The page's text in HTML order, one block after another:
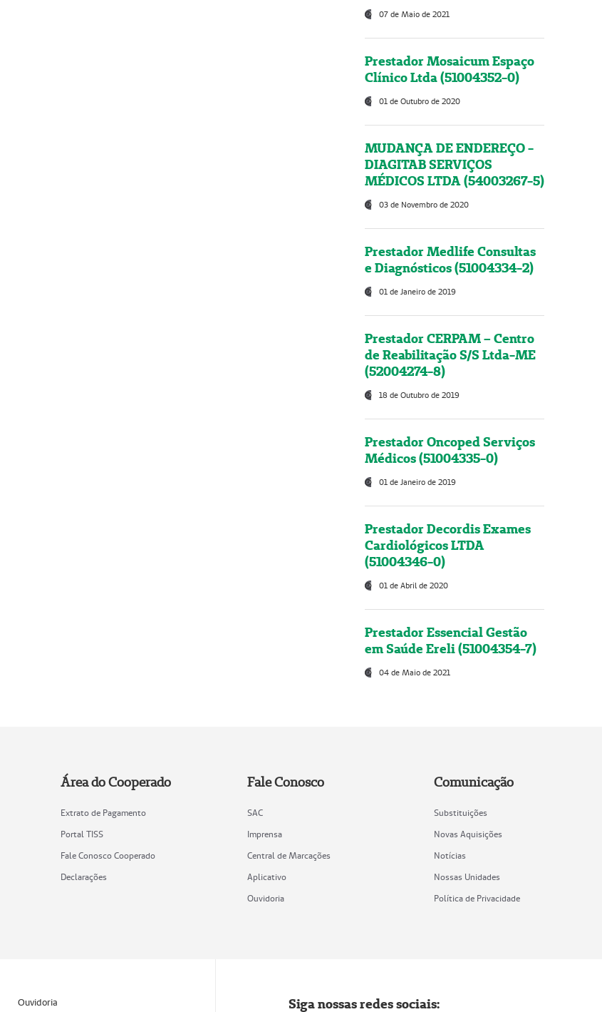
07 de Maio de 2021
Prestador Mosaicum Espaço
Clínico Ltda (51004352-0)
01 de Outubro de 2020
MUDANÇA DE ENDEREÇO -
DIAGITAB SERVIÇOS
MÉDICOS LTDA (54003267-5)
03 de Novembro de 2020
Prestador Medlife Consultas
e Diagnósticos (51004334-2)
01 de Janeiro de 2019
Prestador CERPAM – Centro
de Reabilitação S/S Ltda-ME
(52004274-8)
18 de Outubro de 2019
Prestador Oncoped Serviços
Médicos (51004335-0)
01 de Janeiro de 2019
Prestador Decordis Exames
Cardiológicos LTDA
(51004346-0)
01 de Abril de 2020
Prestador Essencial Gestão
em Saúde Ereli (51004354-7)
04 de Maio de 2021
Área do Cooperado
Extrato de Pagamento
Portal TISS
Fale Conosco Cooperado
Declarações
Fale Conosco
SAC
Imprensa
Central de Marcações
Aplicativo
Ouvidoria
Comunicação
Substituições
Novas Aquisições
Notícias
Nossas Unidades
Política de Privacidade
Ouvidoria Siga nossas redes sociais: